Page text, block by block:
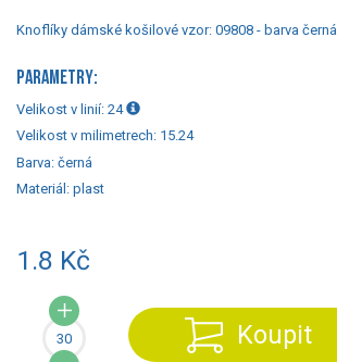
Knoflíky dámské košilové vzor: 09808 - barva černá
PARAMETRY:
Velikost v linií: 24
Velikost v milimetrech: 15.24
Barva: černá
Materiál: plast
1.8 Kč
Koupit